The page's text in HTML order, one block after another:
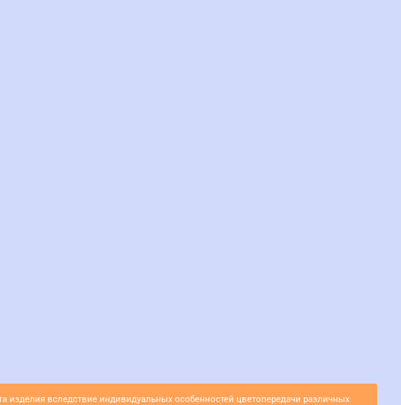
изделия вследствие индивидуальных особенностей цветопередачи различных